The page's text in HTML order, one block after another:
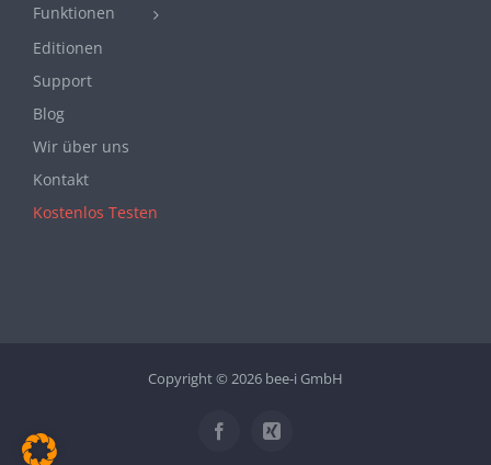
Funktionen
Editionen
Support
Blog
Wir über uns
Kontakt
Kostenlos Testen
Copyright © 2026 bee-i GmbH
FacebookXing